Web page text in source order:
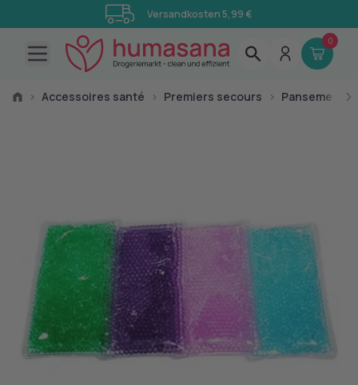
Versandkosten 5,99 €
Open main menu
0
› Accessoires santé › Premiers secours › Pansements,